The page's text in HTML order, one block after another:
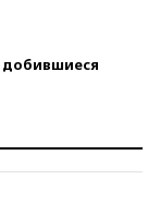
добившиеся